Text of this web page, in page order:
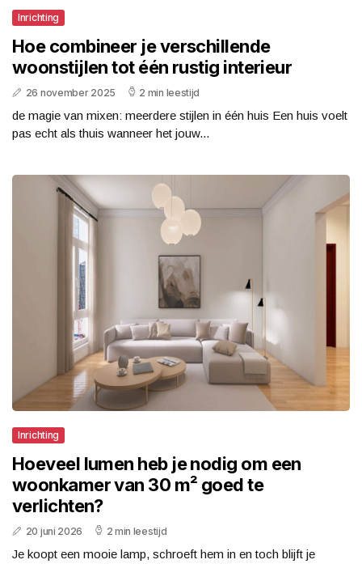
Inrichting
Hoe combineer je verschillende
woonstijlen tot één rustig interieur
26 november 2025 2 min leestijd
de magie van mixen: meerdere stijlen in één huis Een huis voelt
pas echt als thuis wanneer het jouw...
Inrichting
Hoeveel lumen heb je nodig om een
woonkamer van 30 m² goed te
verlichten?
20 juni 2026 2 min leestijd
Je koopt een mooie lamp, schroeft hem in en toch blijft je